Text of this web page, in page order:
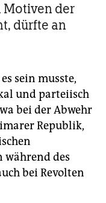
Motiven der
dürfte an
sein musste,
und parteiisch
bei der Abwehr
Republik,
des
bei Revolten